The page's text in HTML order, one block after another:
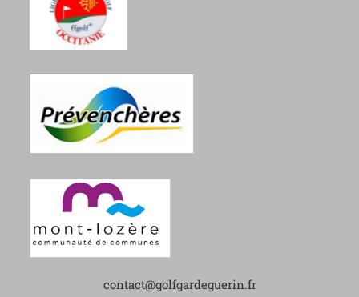
contact@golfgardeguerin.fr